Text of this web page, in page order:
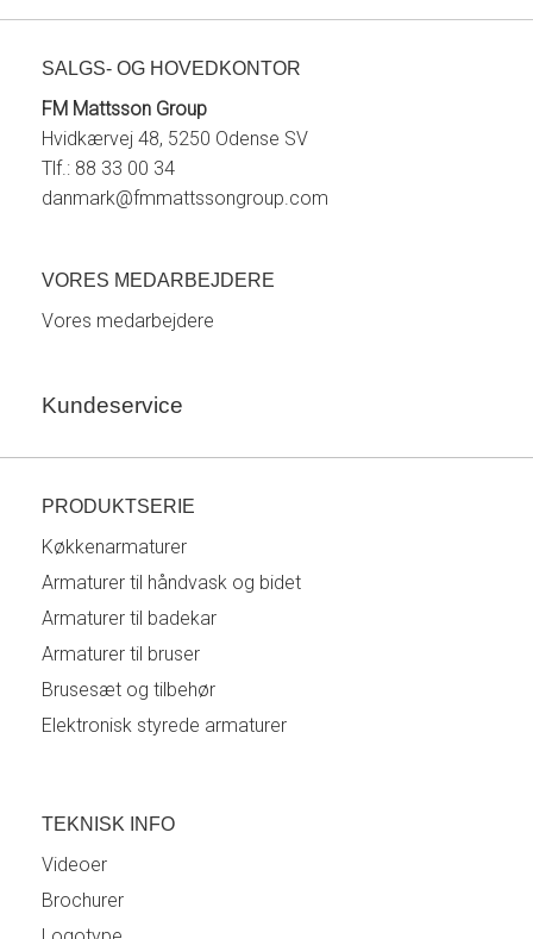
SALGS- OG HOVEDKONTOR
FM Mattsson Group
Hvidkærvej 48, 5250 Odense SV
Tlf.: 88 33 00 34
danmark@fmmattssongroup.com
VORES MEDARBEJDERE
Vores medarbejdere
Kundeservice
PRODUKTSERIE
Køkkenarmaturer
Armaturer til håndvask og bidet
Armaturer til badekar
Armaturer til bruser
Brusesæt og tilbehør
Elektronisk styrede armaturer
TEKNISK INFO
Videoer
Brochurer